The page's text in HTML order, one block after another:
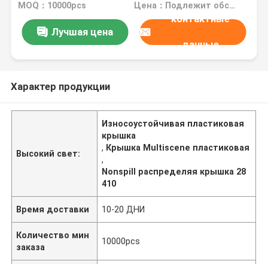
MOQ：10000pcs Цена：Подлежит обсуждению
Лучшая цена
контактные
данные
Характер продукции
Высокий свет:
Износоустойчивая пластиковая
крышка
, Крышка Multiscene пластиковая
,
Nonspill распределяя крышка 28
410
Время доставки 10-20 ДНИ
Количество мин
заказа
10000pcs